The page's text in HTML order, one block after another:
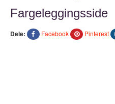
Fargeleggingsside
Dele: Facebook Pinterest